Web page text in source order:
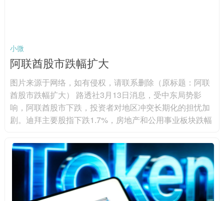
小微
阿联酋股市跌幅扩大
图片来源于网络，如有侵权，请联系删除（原标题：阿联
酋股市跌幅扩大） 路透社3月13日消息，受中东局势影
响，阿联酋股市下跌，投资者对地区冲突长期化的担忧加
剧。迪拜主要股指下跌1.7%，房地产和公用事业板块跌幅
9%，创六年来第二大单周跌幅。阿布扎比股指当日下跌1.
6%，连续第四周收跌，阿布扎比第一银行下跌2.2%，阿
尔达地产下跌4.3%。分析人士认为，尽管油价上涨可能支
撑能源股，但贸易航线、能源基础设施和区域物流面临的
中断风险...